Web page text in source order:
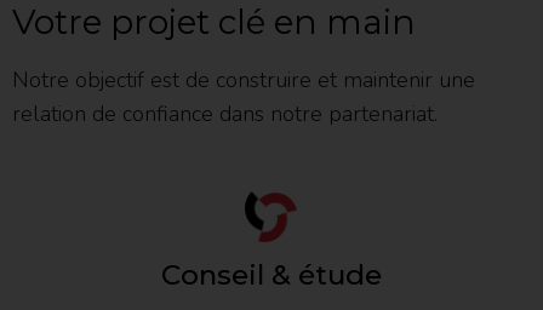
Votre projet clé en main
Notre objectif est de construire et maintenir une
relation de confiance dans notre partenariat.
Conseil & étude